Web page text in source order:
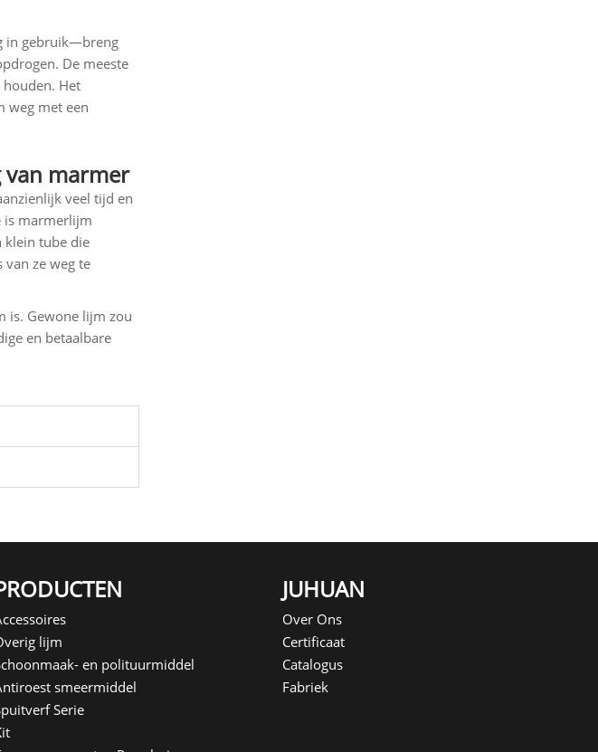
in gebruik—breng
De meeste
Het
weg met een
van marmer
veel tijd en
is marmerlijm
klein tube die
ze weg te
is. Gewone lijm zou
en betaalbare
Serie
smeermiddel
en polituurmiddel
lijm
JUHUAN
Over Ons
Certificaat
Catalogus
Fabriek